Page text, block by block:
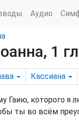
Аудио
1
Кассиана
Гаию, которого я
ты во всём